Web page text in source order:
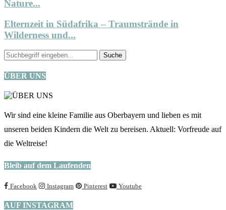
Nature...
Elternzeit in Südafrika – Traumstrände in
Wilderness und...
ÜBER UNS
Wir sind eine kleine Familie aus Oberbayern und lieben es mit
unseren beiden Kindern die Welt zu bereisen. Aktuell: Vorfreude auf
die Weltreise!
Bleib auf dem Laufenden
Facebook Instagram Pinterest Youtube
AUF INSTAGRAM